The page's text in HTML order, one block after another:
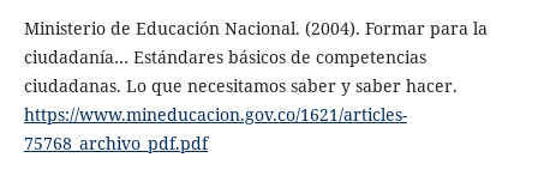
Ministerio de Educación Nacional. (2004). Formar para la
ciudadanía… Estándares básicos de competencias
ciudadanas. Lo que necesitamos saber y saber hacer.
https://www.mineducacion.gov.co/1621/articles-
75768_archivo_pdf.pdf